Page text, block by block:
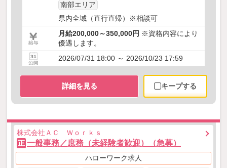
南部エリア
県内全域（直行直帰）※相談可
月給200,000～350,000円 ※資格内容により
優遇します。
2026/07/31 18:00 ～ 2026/10/23 17:59
詳細を見る キープする
株式会社ＡＣ Ｗｏｒｋｓ
正 一般事務／庶務（未経験者歓迎）（急募）
ハローワーク求人